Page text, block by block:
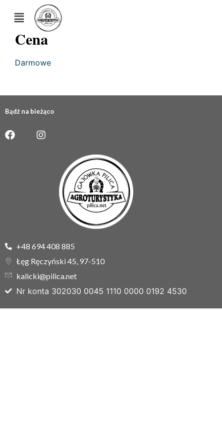
Cena
Darmowe
Bądź na bieżąco
+48 694 408 885
Łęg Ręczyński 45, 97-510
kalicki@pilica.net
Nr konta 302030 0045 1110 0000 0192 4530